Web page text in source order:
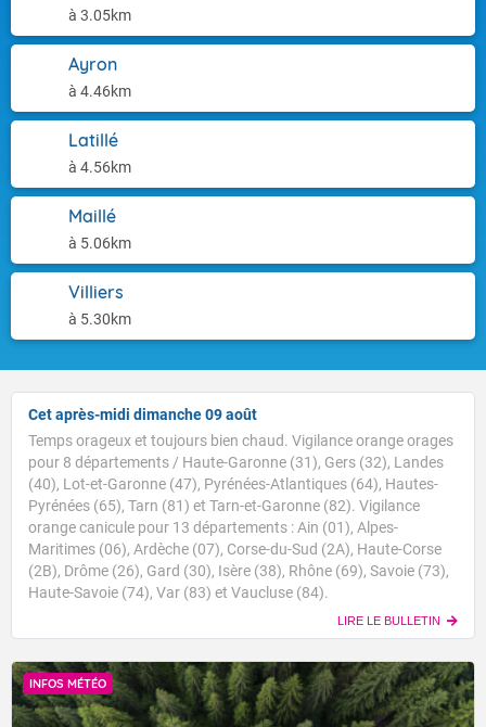
à 3.05km
Ayron
à 4.46km
Latillé
à 4.56km
Maillé
à 5.06km
Villiers
à 5.30km
Cet après-midi dimanche 09 août
Temps orageux et toujours bien chaud. Vigilance orange orages
pour 8 départements / Haute-Garonne (31), Gers (32), Landes
(40), Lot-et-Garonne (47), Pyrénées-Atlantiques (64), Hautes-
Pyrénées (65), Tarn (81) et Tarn-et-Garonne (82). Vigilance
orange canicule pour 13 départements : Ain (01), Alpes-
Maritimes (06), Ardèche (07), Corse-du-Sud (2A), Haute-Corse
(2B), Drôme (26), Gard (30), Isère (38), Rhône (69), Savoie (73),
Haute-Savoie (74), Var (83) et Vaucluse (84).
LIRE LE BULLETIN
INFOS MÉTÉO